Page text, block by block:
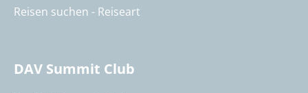
Reisen suchen - Reiseart
DAV Summit Club